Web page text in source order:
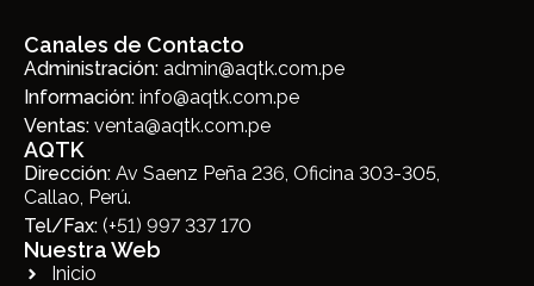
Canales de Contacto
Administración: admin@aqtk.com.pe
Información: info@aqtk.com.pe
Ventas: venta@aqtk.com.pe
AQTK
Dirección: Av Saenz Peña 236, Oficina 303-305,
Callao, Perú.
Tel/Fax: (+51) 997 337 170
Nuestra Web
Inicio